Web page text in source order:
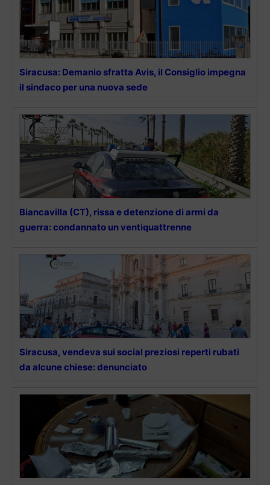
Siracusa: Demanio sfratta Avis, il Consiglio impegna
il sindaco per una nuova sede
Biancavilla (CT), rissa e detenzione di armi da
guerra: condannato un ventiquattrenne
Siracusa, vendeva sui social preziosi reperti rubati
da alcune chiese: denunciato